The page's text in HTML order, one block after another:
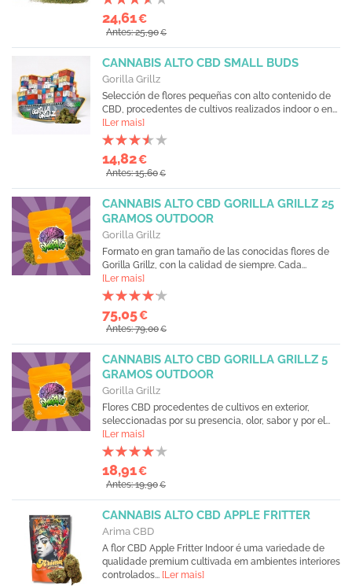
24,61€
Antes: 25,90€
CANNABIS ALTO CBD SMALL BUDS
Gorilla Grillz
Selección de flores pequeñas con alto contenido de
CBD, procedentes de cultivos realizados indoor o en...
[Ler mais]
14,82€
Antes: 15,60€
CANNABIS ALTO CBD GORILLA GRILLZ 25
GRAMOS OUTDOOR
Gorilla Grillz
Formato en gran tamaño de las conocidas flores de
Gorilla Grillz, con la calidad de siempre. Cada...
[Ler mais]
75,05€
Antes: 79,00€
CANNABIS ALTO CBD GORILLA GRILLZ 5
GRAMOS OUTDOOR
Gorilla Grillz
Flores CBD procedentes de cultivos en exterior,
seleccionadas por su presencia, olor, sabor y por el...
[Ler mais]
18,91€
Antes: 19,90€
CANNABIS ALTO CBD APPLE FRITTER
Arima CBD
A flor CBD Apple Fritter Indoor é uma variedade de
qualidade premium cultivada em ambientes interiores
controlados... [Ler mais]